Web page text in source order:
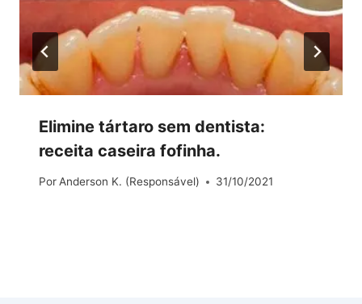
Elimine tártaro sem dentista:
receita caseira fofinha.
PorAnderson K. (Responsável) 31/10/2021